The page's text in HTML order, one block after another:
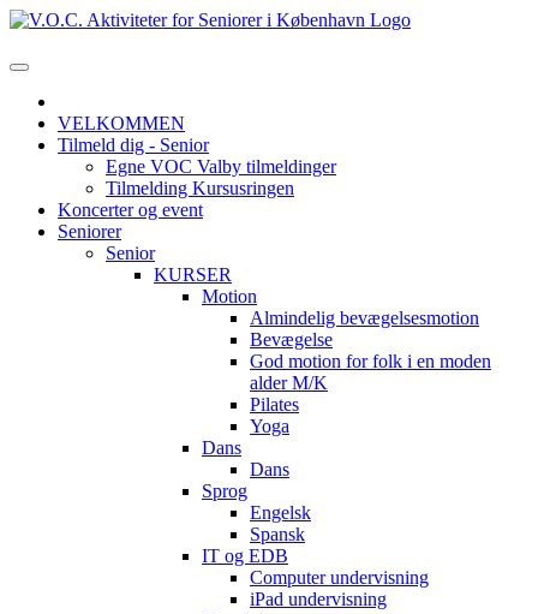
VELKOMMEN
Tilmeld dig - Senior
Egne VOC Valby tilmeldinger
Tilmelding Kursusringen
Koncerter og event
Seniorer
Senior
KURSER
Motion
Almindelig bevægelsesmotion
Bevægelse
God motion for folk i en moden
alder M/K
Pilates
Yoga
Dans
Dans
Sprog
Engelsk
Spansk
IT og EDB
Computer undervisning
iPad undervisning